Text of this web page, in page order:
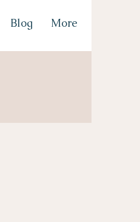
Blog More